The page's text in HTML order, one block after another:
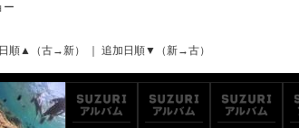
ー
順▲（古→新） 追加日順▼（新→古）